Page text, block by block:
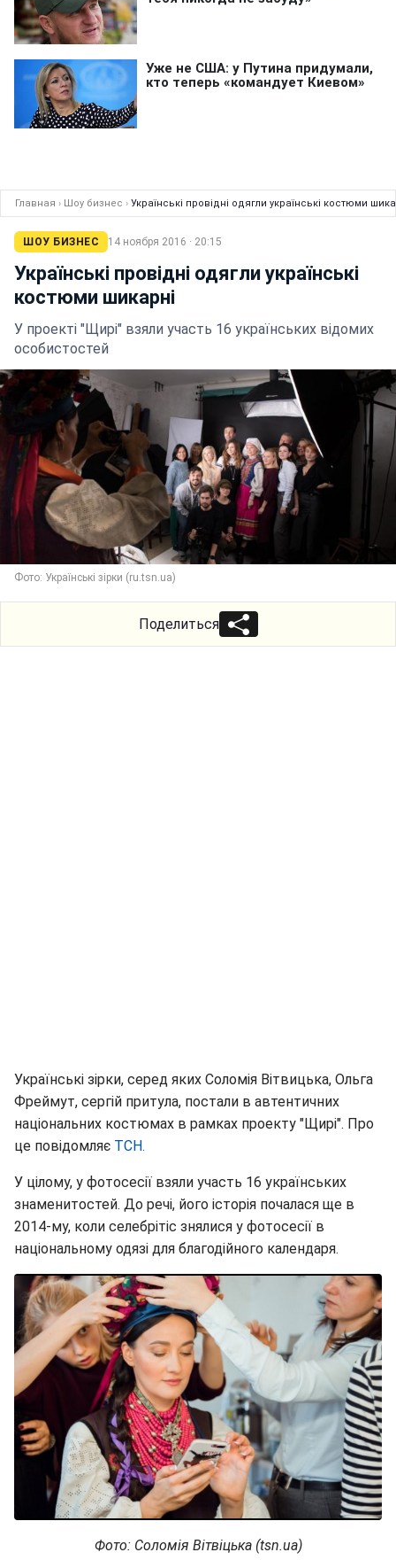
Главная › Шоу бизнес › Українські провідні одягли українські костюми
ШОУ БИЗНЕС 14 ноября 2016 · 20:15
Українські провідні одягли українські
костюми шикарні
У проекті "Щирі" взяли участь 16 українських відомих
особистостей
Фото: Українські зірки (ru.tsn.ua)
Поделиться
Українські зірки, серед яких Соломія Вітвицька, Ольга
Фреймут, сергій притула, постали в автентичних
національних костюмах в рамках проекту "Щирі". Про
це повідомляє ТСН.
У цілому, у фотосесії взяли участь 16 українських
знаменитостей. До речі, його історія почалася ще в
2014-му, коли селебрітіс знялися у фотосесії в
національному одязі для благодійного календаря.
Фото: Соломія Вітвіцька (tsn.ua)